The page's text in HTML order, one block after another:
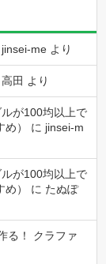
jinsei-me より
高田 より
が100均以上で
）
に jinsei-m
が100均以上で
）
に たぬぽ
る！ クラファ